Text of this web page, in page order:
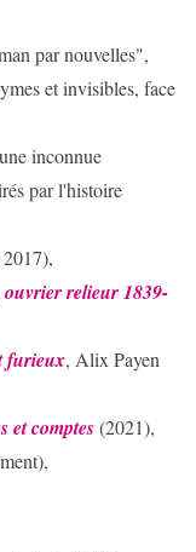
par nouvelles",
et invisibles, face
inconnue
par l'histoire
relieur 1839-
furieux, Alix Payen
et comptes(2021),